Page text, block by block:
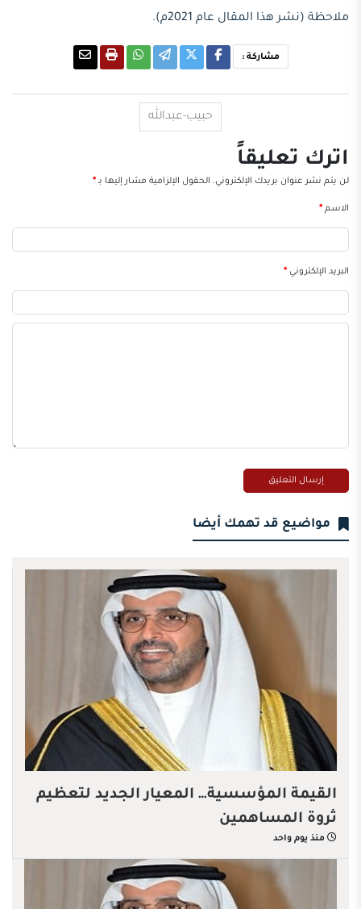
ملاحظة (نشر هذا المقال عام 2021م).
مشاركة :
حبيب-عبدالله
اترك تعليقاً
لن يتم نشر عنوان بريدك الإلكتروني. الحقول الإلزامية مشار إليها بـ*
الاسم*
البريد الإلكتروني*
مواضيع قد تهمك أيضا
القيمة المؤسسية… المعيار الجديد لتعظيم
ثروة المساهمين
منذ يوم واحد